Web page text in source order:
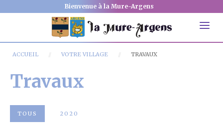
Bienvenue à la Mure-Argens
ACCUEIL VOTRE VILLAGE TRAVAUX
Travaux
TOUS 2020